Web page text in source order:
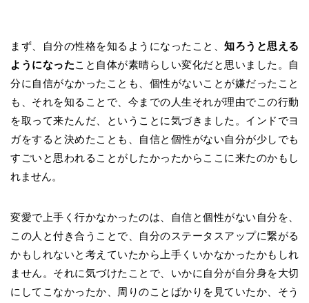
まず、自分の性格を知るようになったこと、 知ろうと思える
ようになったこと自体が素晴らしい変化だと思いました。自
分に自信がなかったことも、個性がないことが嫌だったこと
も、それを知ることで、今までの人生それが理由でこの行動
を取って来たんだ、ということに気づきました。インドでヨ
ガをすると決めたことも、自信と個性がない自分が少しでも
すごいと思われることがしたかったからここに来たのかもし
れません。
変愛で上手く行かなかったのは、自信と個性がない自分を、
この人と付き合うことで、自分のステータスアップに繋がる
かもしれないと考えていたから上手くいかなかったかもしれ
ません。それに気づけたことで、いかに自分が自分身を大切
にしてこなかったか、周りのことばかりを見ていたか、そう